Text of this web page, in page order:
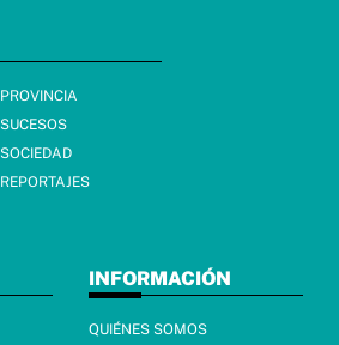
PROVINCIA
SUCESOS
SOCIEDAD
REPORTAJES
INFORMACIÓN
QUIÉNES SOMOS